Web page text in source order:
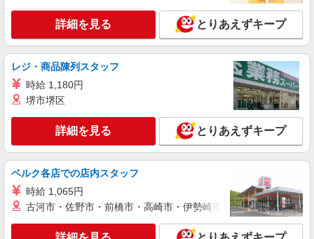
時給1500円〜2125円 ＜日払い有/週払い有/交
通費全支給(ガソリン代含む)＞
小牧市中央｜最寄り：小牧駅
キープ 詳細を見る
株式会社kotrio /●NG-H-2030720
毎日通うのが楽しみになる＊ホテルのような美
しいサ高住のSTAFF
時給1500円〜2125円 ＜日払い有/週払い有/交
小牧市中央｜最寄り：小牧駅
キープ 詳細を見る
詳細を見る とりあえずキープ
レジ・商品陳列スタッフ
時給 1,180円
堺市堺区
詳細を見る とりあえずキープ
ベルク各店での店内スタッフ
時給 1,065円
古河市・佐野市・前橋市・高崎市・伊勢崎市・太田市・館林市